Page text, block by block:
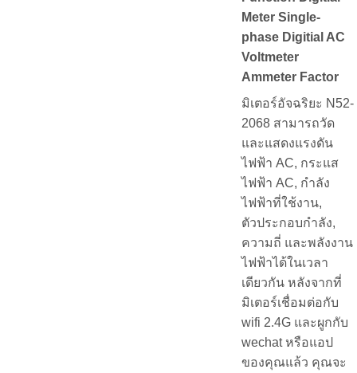
Meter Single-
phase Digitial AC
Voltmeter
Ammeter Factor
มิเตอร์อัจฉริยะ N52-
2068 สามารถวัด
และแสดงแรงดัน
ไฟฟ้า AC, กระแส
ไฟฟ้า AC, กำลัง
ไฟฟ้าที่ใช้งาน,
ตัวประกอบกำลัง,
ความถี่ และพลังงาน
ไฟฟ้าได้ในเวลา
เดียวกัน หลังจากที่
มิเตอร์เชื่อมต่อกับ
wifi 2.4G และผูกกับ
wechat หรือแอป
ของคุณแล้ว คุณจะ